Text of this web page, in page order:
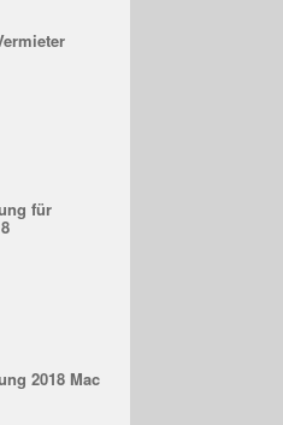
für
2018 Mac